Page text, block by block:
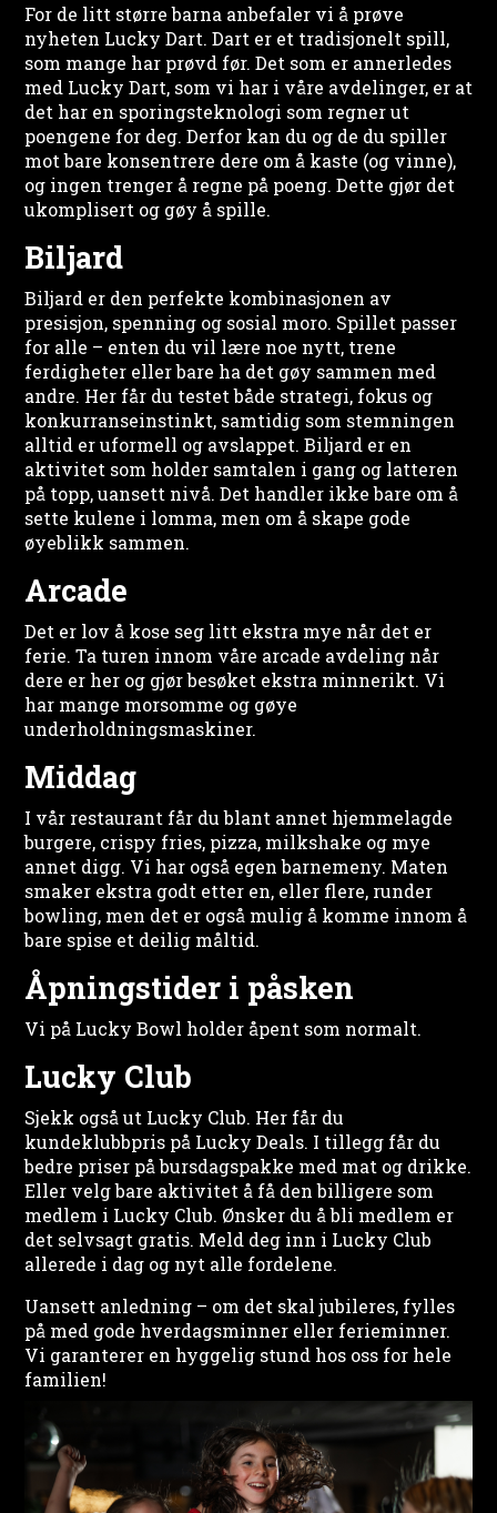
For de litt større barna anbefaler vi å prøve
nyheten Lucky Dart. Dart er et tradisjonelt spill,
som mange har prøvd før. Det som er annerledes
med Lucky Dart, som vi har i våre avdelinger, er at
det har en sporingsteknologi som regner ut
poengene for deg. Derfor kan du og de du spiller
mot bare konsentrere dere om å kaste (og vinne),
og ingen trenger å regne på poeng. Dette gjør det
ukomplisert og gøy å spille.
Biljard
Biljard er den perfekte kombinasjonen av
presisjon, spenning og sosial moro. Spillet passer
for alle – enten du vil lære noe nytt, trene
ferdigheter eller bare ha det gøy sammen med
andre. Her får du testet både strategi, fokus og
konkurranseinstinkt, samtidig som stemningen
alltid er uformell og avslappet. Biljard er en
aktivitet som holder samtalen i gang og latteren
på topp, uansett nivå. Det handler ikke bare om å
sette kulene i lomma, men om å skape gode
øyeblikk sammen.
Arcade
Det er lov å kose seg litt ekstra mye når det er
ferie. Ta turen innom våre arcade avdeling når
dere er her og gjør besøket ekstra minnerikt. Vi
har mange morsomme og gøye
underholdningsmaskiner.
Middag
I vår restaurant får du blant annet hjemmelagde
burgere, crispy fries, pizza, milkshake og mye
annet digg. Vi har også egen barnemeny. Maten
smaker ekstra godt etter en, eller flere, runder
bowling, men det er også mulig å komme innom å
bare spise et deilig måltid.
Åpningstider i påsken
Vi på Lucky Bowl holder åpent som normalt.
Lucky Club
Sjekk også ut Lucky Club. Her får du
kundeklubbpris på Lucky Deals. I tillegg får du
bedre priser på bursdagspakke med mat og drikke.
Eller velg bare aktivitet å få den billigere som
medlem i Lucky Club. Ønsker du å bli medlem er
det selvsagt gratis. Meld deg inn i Lucky Club
allerede i dag og nyt alle fordelene.
Uansett anledning – om det skal jubileres, fylles
på med gode hverdagsminner eller ferieminner.
Vi garanterer en hyggelig stund hos oss for hele
familien!